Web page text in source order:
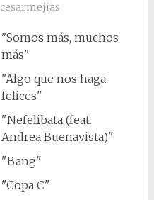
cesarmejias
"Somos más, muchos
más"
"Algo que nos haga
felices"
"Nefelibata (feat.
Andrea Buenavista)"
"Bang"
"Copa C"